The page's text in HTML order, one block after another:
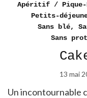
Apéritif / Pique-
Petits-
Sans blé,
Sans
13 mai
Un incontournable